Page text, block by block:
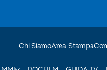
Chi SiamoArea Stampa